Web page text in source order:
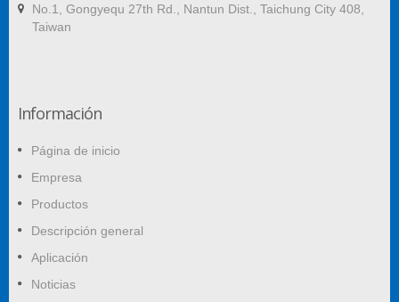
No.1, Gongyequ 27th Rd., Nantun Dist., Taichung City 408,
Taiwan
Información
Página de inicio
Empresa
Productos
Descripción general
Aplicación
Noticias